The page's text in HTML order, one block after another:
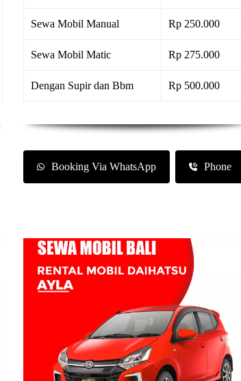
Sewa Mobil Manual Rp 250.000
Sewa Mobil Matic Rp 275.000
Dengan Supir dan Bbm Rp 500.000
Booking Via WhatsApp Phone